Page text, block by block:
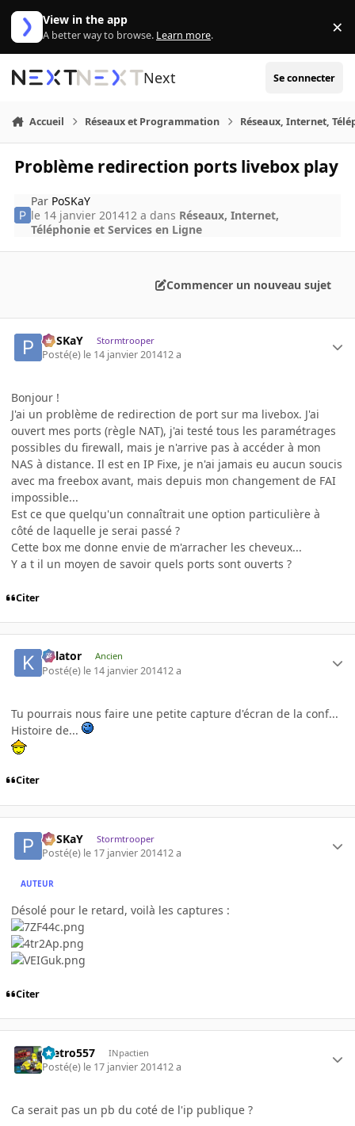
Aller au contenu
View in the app
A better way to browse. Learn more. ×
Next Se connecter
Accueil Réseaux et Programmation Réseaux, Internet,
Problème redirection ports livebox play
Par PoSKaY
le 14 janvier 201412 a dans Réseaux, Internet,
Téléphonie et Services en Ligne
Commencer un nouveau sujet
PoSKaY Stormtrooper
Posté(e) le 14 janvier 201412 a
Bonjour !
J'ai un problème de redirection de port sur ma livebox. J'ai
ouvert mes ports (règle NAT), j'ai testé tous les paramétrages
possibles du firewall, mais je n'arrive pas à accéder à mon
NAS à distance. Il est en IP Fixe, je n'ai jamais eu aucun soucis
avec ma freebox avant, mais depuis mon changement de FAI
impossible...
Est ce que quelqu'un connaîtrait une option particulière à
côté de laquelle je serai passé ?
Cette box me donne envie de m'arracher les cheveux...
Y a t il un moyen de savoir quels ports sont ouverts ?
Citer
Killator Ancien
Posté(e) le 14 janvier 201412 a
Tu pourrais nous faire une petite capture d'écran de la conf...
Histoire de...
Citer
PoSKaY Stormtrooper
Posté(e) le 17 janvier 201412 a
AUTEUR
Désolé pour le retard, voilà les captures :
Citer
metro557 INpactien
Posté(e) le 17 janvier 201412 a
Ca serait pas un pb du coté de l'ip publique ?